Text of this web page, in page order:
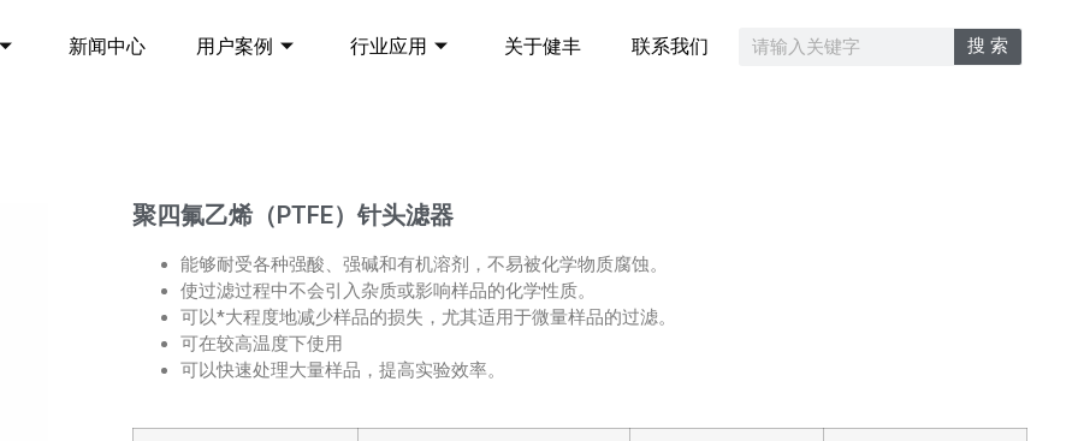
新闻中心 用户案例 行业应用 关于健丰 联系我们 搜 索
聚四氟乙烯（PTFE）针头滤器
能够耐受各种强酸、强碱和有机溶剂，不易被化学物质腐蚀。
使过滤过程中不会引入杂质或影响样品的化学性质。
可以*大程度地减少样品的损失，尤其适用于微量样品的过滤。
可在较高温度下使用
可以快速处理大量样品，提高实验效率。